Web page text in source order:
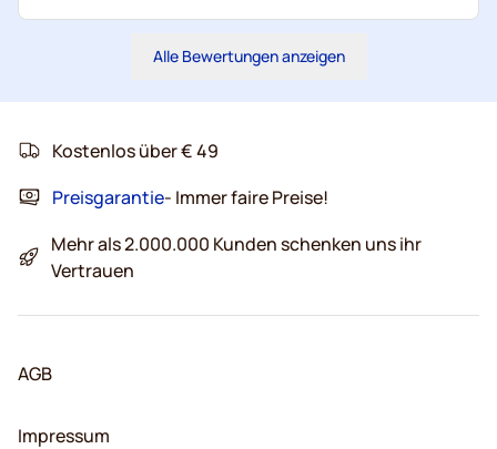
Alle Bewertungen anzeigen
Kostenlos über € 49
Preisgarantie- Immer faire Preise!
Mehr als 2.000.000 Kunden schenken uns ihr
Vertrauen
AGB
Impressum